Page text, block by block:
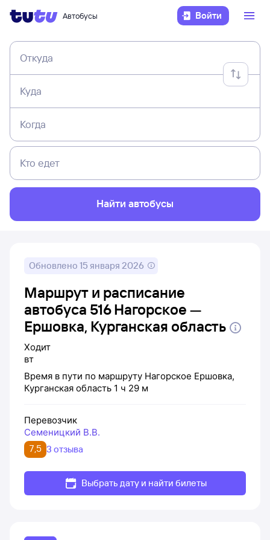
Автобусы Войти
Откуда
Куда
Когда
Кто едет
Найти автобусы
Обновлено 15 января 2026
Маршрут и расписание
автобуса 516 Нагорское —
Ершовка, Курганская область
Ходит
вт
Время в пути по маршруту Нагорское Ершовка,
Курганская область 1 ч 29 м
Перевозчик
Семеницкий В.В.
7,5 3 отзыва
Выбрать дату и найти билеты